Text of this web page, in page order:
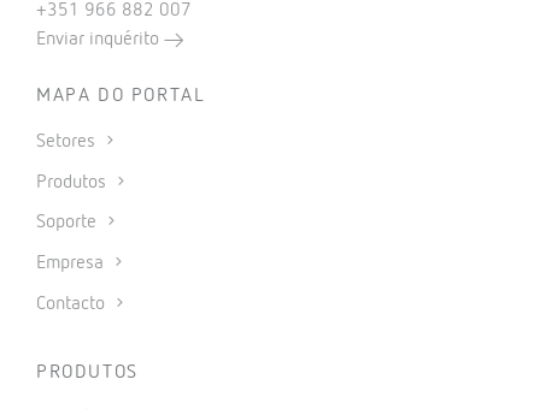
+351 966 882 007
Enviar inquérito
MAPA DO PORTAL
Setores
Produtos
Soporte
Empresa
Contacto
PRODUTOS